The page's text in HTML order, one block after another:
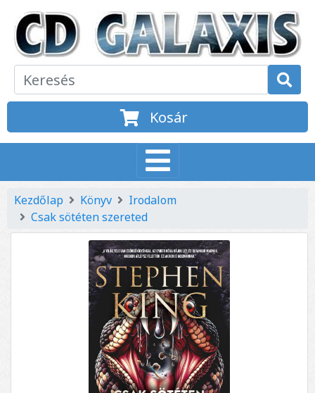
Kosár
Kezdőlap Könyv
Irodalom
Csak sötéten szereted